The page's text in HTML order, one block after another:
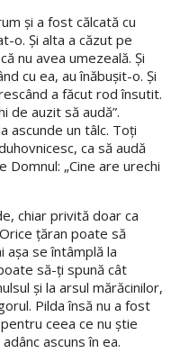
şi a fost călcată cu
o. Şi alta a căzut pe
nu avea umezeală. Şi
cu ea, au înăbuşit-o. Şi
a făcut rod însutit.
de auzit să audă”.
ascunde un tâlc. Toţi
ca să audă
Domnul: „Cine are urechi
chiar privită doar ca
ţăran poate să
aşa se întâmplă la
să-ţi spună cât
şi la arsul mărăcinilor,
Pilda însă nu a fost
ceea ce nu ştie
ascuns în ea.